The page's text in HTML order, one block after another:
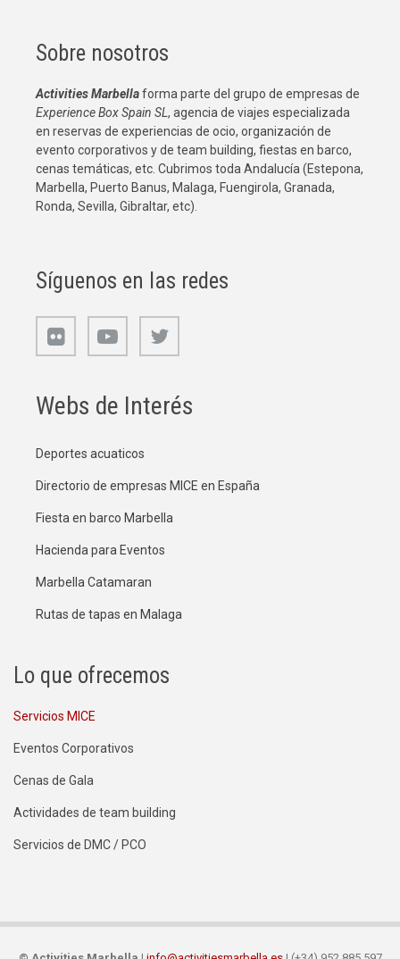
Sobre nosotros
Activities Marbellaforma parte del grupo de empresas de
Experience Box Spain SL, agencia de viajes especializada
en reservas de experiencias de ocio, organización de
evento corporativos y de team building, fiestas en barco,
cenas temáticas, etc. Cubrimos toda Andalucía (Estepona,
Marbella, Puerto Banus, Malaga, Fuengirola, Granada,
Ronda, Sevilla, Gibraltar, etc).
Síguenos en las redes
Webs de Interés
Deportes acuaticos
Directorio de empresas MICE en España
Fiesta en barco Marbella
Hacienda para Eventos
Marbella Catamaran
Rutas de tapas en Malaga
Lo que ofrecemos
Servicios MICE
Eventos Corporativos
Cenas de Gala
Actividades de team building
Servicios de DMC / PCO